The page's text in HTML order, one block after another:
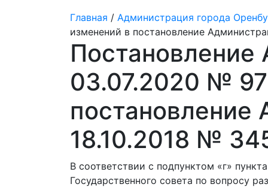
Главная / Администрация города
изменений в постановление
Постановление
03.07.2020 №
постановление
18.10.2018 №
В соответствии с подпунктом «г»
Государственного совета по вопросу